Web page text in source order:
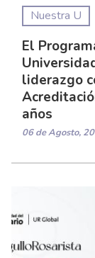
Nuestra U
El
liderazgo
años
06 de Agosto,